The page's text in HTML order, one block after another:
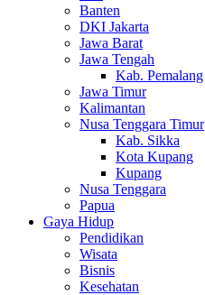
Banten
DKI Jakarta
Jawa Barat
Jawa Tengah
Kab. Pemalang
Jawa Timur
Kalimantan
Nusa Tenggara Timur
Kab. Sikka
Kota Kupang
Kupang
Nusa Tenggara
Papua
Gaya Hidup
Pendidikan
Wisata
Bisnis
Kesehatan